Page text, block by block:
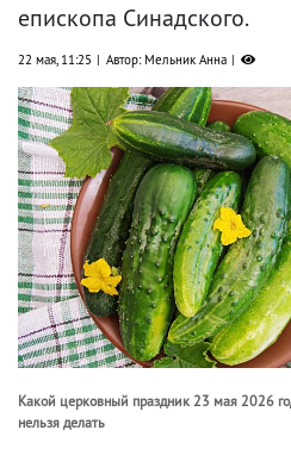
епископа Синадского.
22 мая, 11:25 Автор: Мельник Анна
Какой церковный праздник 23 мая 2026
нельзя делать